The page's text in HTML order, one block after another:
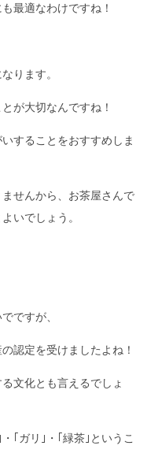
最適なわけですね！
ります。
が大切なんですね！
することをおすすめしま
せんから、お茶屋さんで
いでしょう。
ですが、
認定を受けましたよね！
文化とも言えるでしょ
｢ガリ｣・｢緑茶｣というこ